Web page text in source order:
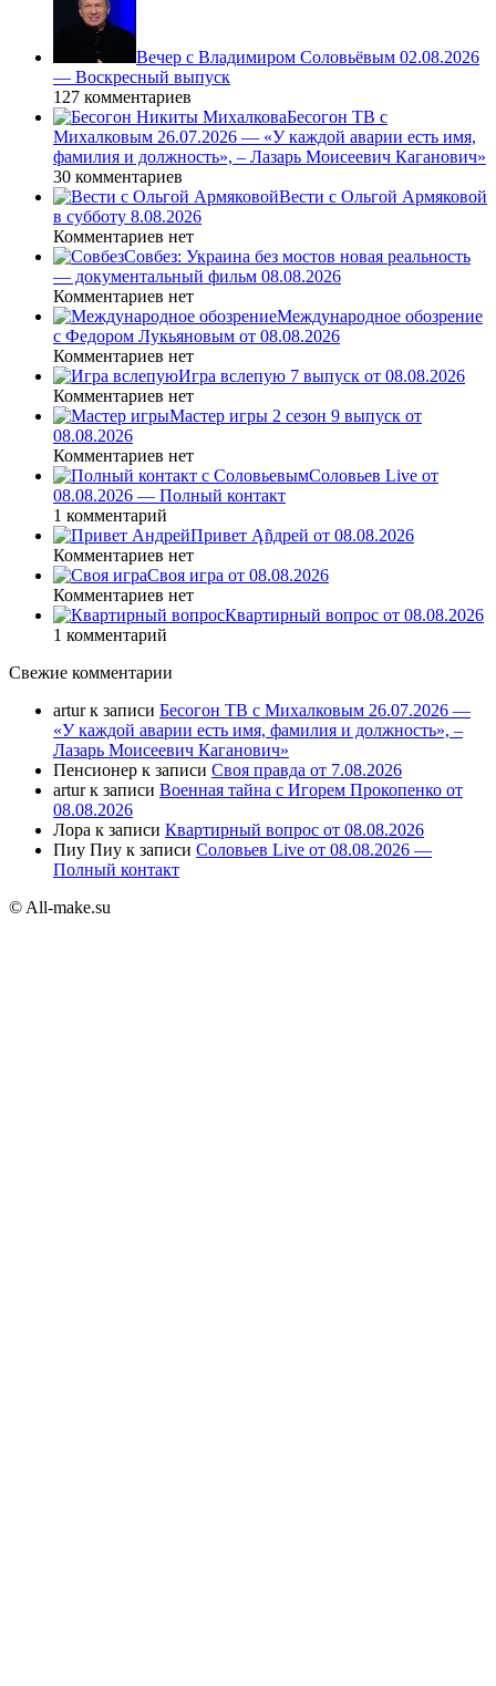
Вечер с Владимиром Соловьёвым 02.08.2026
— Воскресный выпуск
127 комментариев
Бесогон ТВ с
Михалковым 26.07.2026 — «У каждой аварии есть имя,
фамилия и должность», – Лазарь Моисеевич Каганович»
30 комментариев
Вести с Ольгой Армяковой
в субботу 8.08.2026
Комментариев нет
Совбез: Украина без мостов новая реальность
— документальный фильм 08.08.2026
Комментариев нет
Международное обозрение
с Федором Лукьяновым от 08.08.2026
Комментариев нет
Игра вслепую 7 выпуск от 08.08.2026
Комментариев нет
Мастер игры 2 сезон 9 выпуск от
08.08.2026
Комментариев нет
Соловьев Live от
08.08.2026 — Полный контакт
1 комментарий
Привет Ąñдpей от 08.08.2026
Комментариев нет
Своя игра от 08.08.2026
Комментариев нет
Квартирный вопрос от 08.08.2026
1 комментарий
Свежие комментарии
arturк записи Бесогон ТВ с Михалковым 26.07.2026 —
«У каждой аварии есть имя, фамилия и должность», –
Лазарь Моисеевич Каганович»
Пенсионер к записи Своя правда от 7.08.2026
arturк записи Военная тайна с Игорем Прокопенко от
08.08.2026
Лора к записи Квартирный вопрос от 08.08.2026
Пиу Пиу к записи Соловьев Live от 08.08.2026 —
Полный контакт
© All-make.su